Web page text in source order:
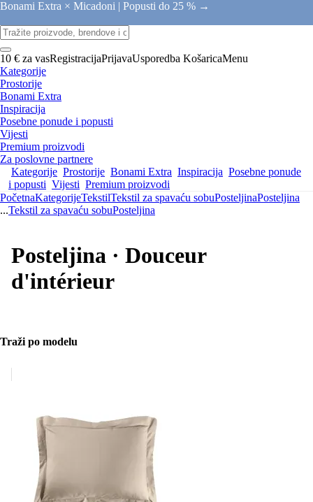
Bonami Extra × Micadoni | Popusti do 25 % →
10 € za vasRegistracijaPrijavaUsporedba KošaricaMenu
Kategorije
Prostorije
Bonami Extra
Inspiracija
Posebne ponude i popusti
Vijesti
Premium proizvodi
Za poslovne partnere
Kategorije Prostorije Bonami Extra Inspiracija Posebne ponude
i popusti Vijesti Premium proizvodi
PočetnaKategorijeTekstilTekstil za spavaću sobuPosteljinaPosteljina
...Tekstil za spavaću sobuPosteljina
Posteljina · Douceur
d'intérieur
Traži po modelu